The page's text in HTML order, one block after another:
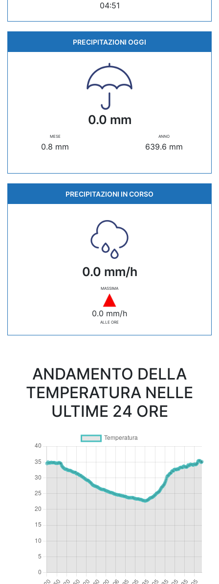
04:51
PRECIPITAZIONI OGGI
0.0 mm
MESE
0.8 mm
ANNO
639.6 mm
PRECIPITAZIONI IN CORSO
0.0 mm/h
MASSIMA
0.0 mm/h
ALLE ORE
ANDAMENTO DELLA
TEMPERATURA NELLE
ULTIME 24 ORE